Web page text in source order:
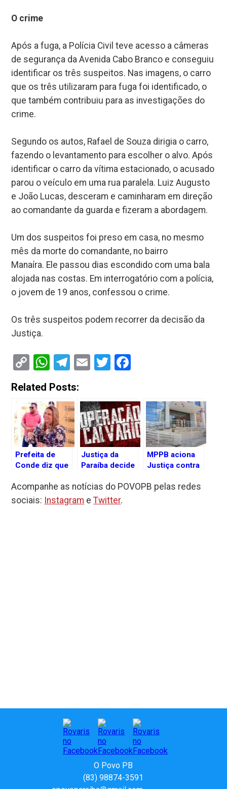
O crime
Após a fuga, a Polícia Civil teve acesso a câmeras
de segurança da Avenida Cabo Branco e conseguiu
identificar os três suspeitos. Nas imagens, o carro
que os três utilizaram para fuga foi identificado, o
que também contribuiu para as investigações do
crime.
Segundo os autos, Rafael de Souza dirigia o carro,
fazendo o levantamento para escolher o alvo. Após
identificar o carro da vítima estacionado, o acusado
parou o veículo em uma rua paralela. Luiz Augusto
e João Lucas, desceram e caminharam em direção
ao comandante da guarda e fizeram a abordagem.
Um dos suspeitos foi preso em casa, no mesmo
mês da morte do comandante, no bairro
Manaíra. Ele passou dias escondido com uma bala
alojada nas costas. Em interrogatório com a polícia,
o jovem de 19 anos, confessou o crime.
Os três suspeitos podem recorrer da decisão da
Justiça.
Copy
Link
WhatsApp
Telegram
EmailTwitter
Related Posts:
Prefeita de
Conde diz que
erro sobre lei
que prevê
Justiça da
Paraíba decide
Operação
Calvário na
MPPB aciona
Justiça contra
Paraíba por
Acompanhe as notícias do POVOPB pelas redes
sociais: Instagram eTwitter.
O Povo PB
(83) 98874-3591